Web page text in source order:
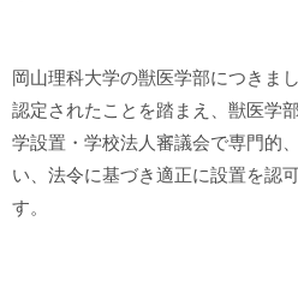
岡山理科大学の獣医学部につきま
認定されたことを踏まえ、獣医学
学設置・学校法人審議会で専門的
い、法令に基づき適正に設置を認
す。